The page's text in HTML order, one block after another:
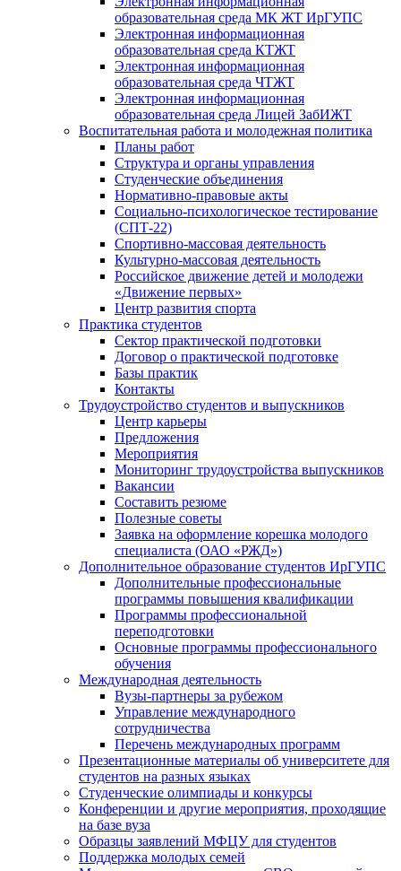
образовательная среда МК ЖТ ИрГУПС
Электронная информационная
образовательная среда КТЖТ
Электронная информационная
образовательная среда ЧТЖТ
Электронная информационная
образовательная среда Лицей ЗабИЖТ
Воспитательная работа и молодежная политика
Планы работ
Структура и органы управления
Студенческие объединения
Нормативно-правовые акты
Социально-психологическое тестирование
(СПТ-22)
Спортивно-массовая деятельность
Культурно-массовая деятельность
Российское движение детей и молодежи
«Движение первых»
Центр развития спорта
Практика студентов
Сектор практической подготовки
Договор о практической подготовке
Базы практик
Контакты
Трудоустройство студентов и выпускников
Центр карьеры
Предложения
Мероприятия
Мониторинг трудоустройства выпускников
Вакансии
Составить резюме
Полезные советы
Заявка на оформление корешка молодого
специалиста (ОАО «РЖД»)
Дополнительное образование студентов ИрГУПС
Дополнительные профессиональные
программы повышения квалификации
Программы профессиональной
переподготовки
Основные программы профессионального
обучения
Международная деятельность
Вузы-партнеры за рубежом
Управление международного
сотрудничества
Перечень международных программ
Презентационные материалы об университете для
студентов на разных языках
Студенческие олимпиады и конкурсы
Конференции и другие мероприятия, проходящие
на базе вуза
Образцы заявлений МФЦУ для студентов
Поддержка молодых семей